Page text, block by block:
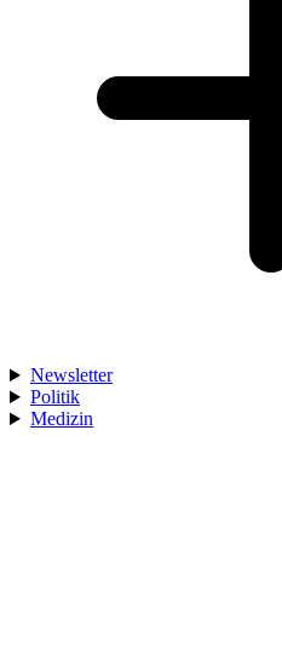
Newsletter
Politik
Medizin